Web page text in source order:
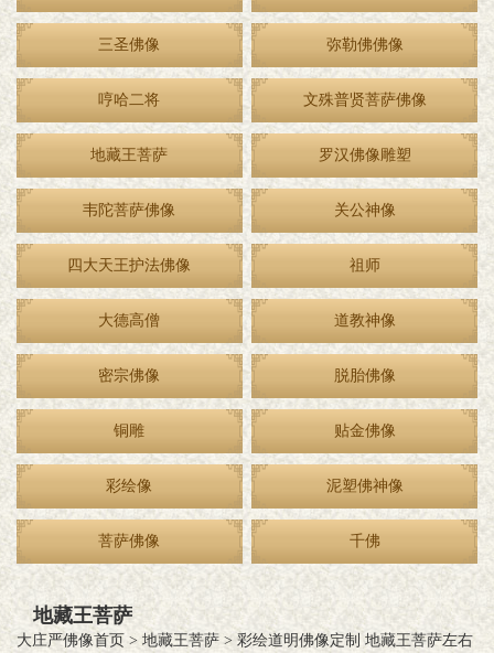
三圣佛像 弥勒佛佛像
哼哈二将 文殊普贤菩萨佛像
地藏王菩萨 罗汉佛像雕塑
韦陀菩萨佛像 关公神像
四大天王护法佛像 祖师
大德高僧 道教神像
密宗佛像 脱胎佛像
铜雕 贴金佛像
彩绘像 泥塑佛神像
菩萨佛像 千佛
地藏王菩萨
大庄严佛像首页 > 地藏王菩萨 > 彩绘道明佛像定制 地藏王菩萨左右